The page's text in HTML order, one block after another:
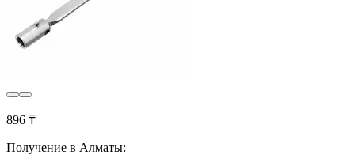
896 ₸
Получение в Алматы: